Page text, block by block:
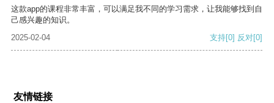
这款app的课程非常丰富，可以满足我不同的学习需求，让我能够找到自
己感兴趣的知识。
2025-02-04
支持[0] 反对[0]
友情链接